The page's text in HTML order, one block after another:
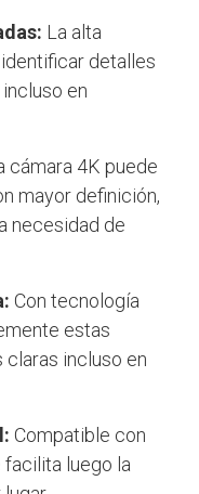
La alta
detalles
en
cámara 4K puede
mayor definición,
necesidad de
Con tecnología
estas
claras incluso en
Compatible con
luego la